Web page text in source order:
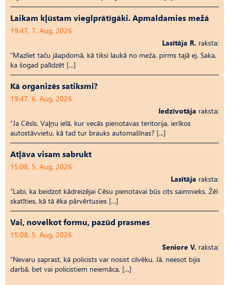
Laikam kļūstam vieglprātīgāki. Apmaldamies mežā
19:47, 7. Aug, 2026
Lasītāja R. raksta:
“Mazliet taču jāapdomā, kā tiksi laukā no meža, pirms tajā ej. Saka,
ka šogad palīdzēt […]
Kā organizēs satiksmi?
19:47, 6. Aug, 2026
Iedzīvotāja raksta:
“Ja Cēsīs, Vaļņu ielā, kur vecās pienotavas teritorija, ierīkos
autostāvvietu, kā tad tur brauks automašīnas? […]
Atļāva visam sabrukt
15:08, 5. Aug, 2026
Lasītāja raksta:
“Labi, ka beidzot kādreizējai Cēsu pienotavai būs cits saimnieks. Žēl
skatīties, kā tā ēka pārvērtusies […]
Vai, novelkot formu, pazūd prasmes
15:08, 5. Aug, 2026
Seniore V. raksta:
“Nevaru saprast, kā policists var nosist cilvēku. Jā, neesot bijis
darbā, bet vai policistiem neiemāca, […]